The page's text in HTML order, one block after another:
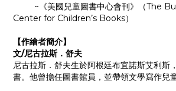
~《美國兒童圖書中心會刊》（The
Center for Children’s Books）
【作繪者簡介】
文/尼古拉斯．舒夫
尼古拉斯．舒夫生於阿根廷布宜諾斯艾利斯
書。他曾擔任圖書館員，並帶領文學寫作兒